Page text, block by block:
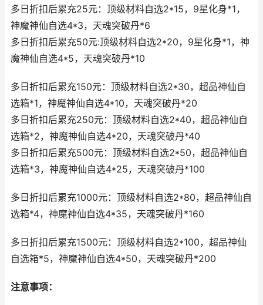
多日折扣后累充25元：顶级材料自选2*15，9星化身*1，
神魔神仙自选4*3，天魂突破丹*6
多日折扣后累充50元:顶级材料自选2*20，9星化身*1，神
魔神仙自选4*5，天魂突破丹*10
多日折扣后累充150元：顶级材料自选2*30，超品神仙自
选箱*1，神魔神仙自选4*10，天魂突破丹*20
多日折扣后累充250元：顶级材料自选2*40，超品神仙自
选箱*2，神魔神仙自选4*20，天魂突破丹*40
多日折扣后累充500元：顶级材料自选2*50，超品神仙自
选箱*3，神魔神仙自选4*25，天魂突破丹*100
多日折扣后累充1000元：顶级材料自选2*80，超品神仙自
选箱*4，神魔神仙自选4*35，天魂突破丹*160
多日折扣后累充1500元：顶级材料自选2*100，超品神仙
自选箱*5，神魔神仙自选4*50，天魂突破丹*200
注意事项：